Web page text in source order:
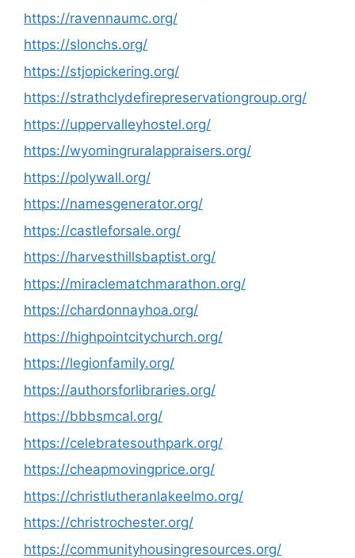
https://ravennaumc.org/
https://slonchs.org/
https://stjopickering.org/
https://strathclydefirepreservationgroup.org/
https://uppervalleyhostel.org/
https://wyomingruralappraisers.org/
https://polywall.org/
https://namesgenerator.org/
https://castleforsale.org/
https://harvesthillsbaptist.org/
https://miraclematchmarathon.org/
https://chardonnayhoa.org/
https://highpointcitychurch.org/
https://legionfamily.org/
https://authorsforlibraries.org/
https://bbbsmcal.org/
https://celebratesouthpark.org/
https://cheapmovingprice.org/
https://christlutheranlakeelmo.org/
https://christrochester.org/
https://communityhousingresources.org/